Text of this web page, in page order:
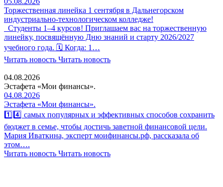
Торжественная линейка 1 сентября в Дальнегорском
индустриально-технологическом колледже!
Студенты 1–4 курсов! Приглашаем вас на торжественную
линейку, посвящённую Дню знаний и старту 2026/2027
учебного года. 🗓 Когда: 1…
Читать новость Читать новость
04.08.2026
Эстафета «Мои финансы».
04.08.2026
Эстафета «Мои финансы».
1️⃣4️⃣ самых популярных и эффективных способов сохранить
бюджет в семье, чтобы достичь заветной финансовой цели.
Мария Иваткина, эксперт моифинансы.рф, рассказала об
этом….
Читать новость Читать новость